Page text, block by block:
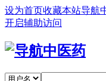
设为首页收藏本站导航
开启辅助访问